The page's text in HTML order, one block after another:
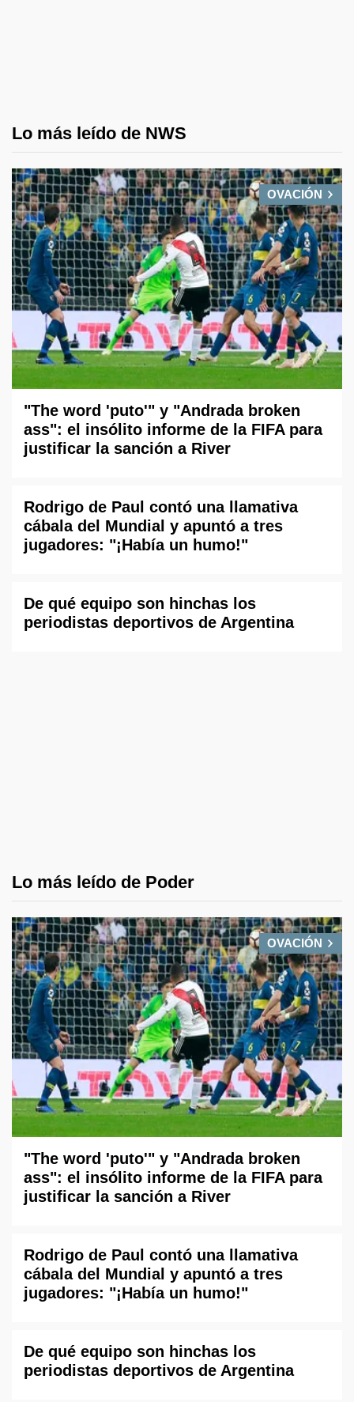
Lo más leído de NWS
OVACIÓN
"The word 'puto'" y "Andrada broken
ass": el insólito informe de la FIFA para
justificar la sanción a River
Rodrigo de Paul contó una llamativa
cábala del Mundial y apuntó a tres
jugadores: "¡Había un humo!"
De qué equipo son hinchas los
periodistas deportivos de Argentina
Lo más leído de Poder
OVACIÓN
"The word 'puto'" y "Andrada broken
ass": el insólito informe de la FIFA para
justificar la sanción a River
Rodrigo de Paul contó una llamativa
cábala del Mundial y apuntó a tres
jugadores: "¡Había un humo!"
De qué equipo son hinchas los
periodistas deportivos de Argentina